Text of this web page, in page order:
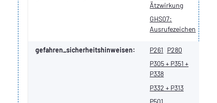
Ätzwirkung
GHS07:
Ausrufezeichen
gefahren_sicherheitshinweisen: P261 P280
P305 + P351 +
P338
P332 + P313